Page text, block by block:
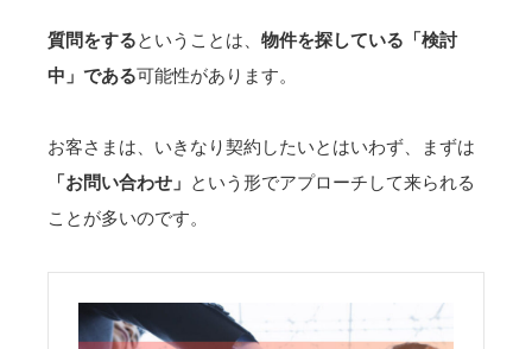
質問をするということは、 物件を探している「検討
中」である可能性があります。
お客さまは、いきなり契約したいとはいわず、まずは
「お問い合わせ」 という形でアプローチして来られる
ことが多いのです。